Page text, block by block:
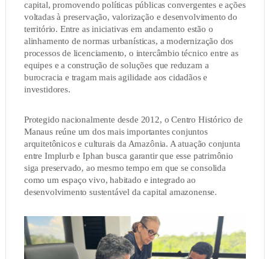
capital, promovendo políticas públicas convergentes e ações
voltadas à preservação, valorização e desenvolvimento do
território. Entre as iniciativas em andamento estão o
alinhamento de normas urbanísticas, a modernização dos
processos de licenciamento, o intercâmbio técnico entre as
equipes e a construção de soluções que reduzam a
burocracia e tragam mais agilidade aos cidadãos e
investidores.
Protegido nacionalmente desde 2012, o Centro Histórico de
Manaus reúne um dos mais importantes conjuntos
arquitetônicos e culturais da Amazônia. A atuação conjunta
entre Implurb e Iphan busca garantir que esse patrimônio
siga preservado, ao mesmo tempo em que se consolida
como um espaço vivo, habitado e integrado ao
desenvolvimento sustentável da capital amazonense.